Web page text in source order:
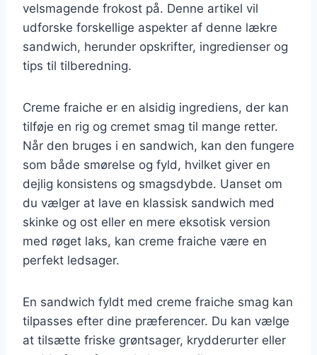
velsmagende frokost på. Denne artikel vil
udforske forskellige aspekter af denne lækre
sandwich, herunder opskrifter, ingredienser og
tips til tilberedning.
Creme fraiche er en alsidig ingrediens, der kan
tilføje en rig og cremet smag til mange retter.
Når den bruges i en sandwich, kan den fungere
som både smørelse og fyld, hvilket giver en
dejlig konsistens og smagsdybde. Uanset om
du vælger at lave en klassisk sandwich med
skinke og ost eller en mere eksotisk version
med røget laks, kan creme fraiche være en
perfekt ledsager.
En sandwich fyldt med creme fraiche smag kan
tilpasses efter dine præferencer. Du kan vælge
at tilsætte friske grøntsager, krydderurter eller